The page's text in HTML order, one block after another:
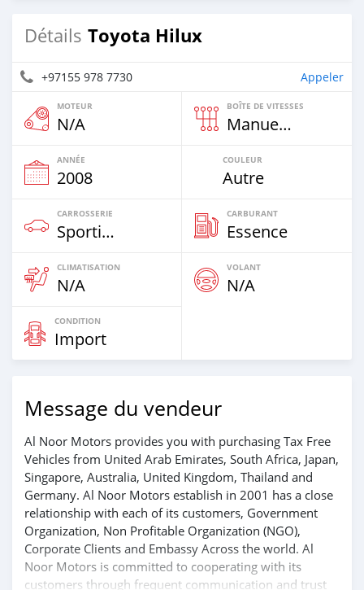
Détails Toyota Hilux
+97155 978 7730 Appeler
MOTEUR
N/A
BOÎTE DE VITESSES
Manuelle
ANNÉE
2008
COULEUR
Autre
CARROSSERIE
Sportive‒Coupé
CARBURANT
Essence
CLIMATISATION
N/A
VOLANT
N/A
CONDITION
Import
Message du vendeur
Al Noor Motors provides you with purchasing Tax Free
Vehicles from United Arab Emirates, South Africa, Japan,
Singapore, Australia, United Kingdom, Thailand and
Germany. Al Noor Motors establish in 2001 has a close
relationship with each of its customers, Government
Organization, Non Profitable Organization (NGO),
Corporate Clients and Embassy Across the world. Al
Noor Motors is committed to cooperating with its
customers through frequent communication and trust